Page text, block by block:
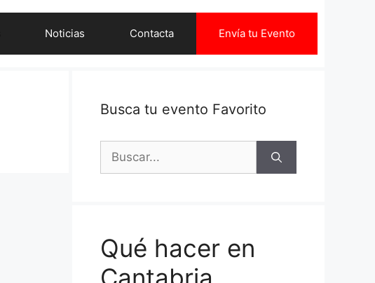
Noticias Contacta Envía tu Evento
Busca tu evento Favorito
Buscar:
Qué hacer en